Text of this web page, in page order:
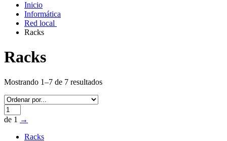
Inicio
Informática
Red local
Racks
Racks
Mostrando 1–7 de 7 resultados
de 1 →
Racks